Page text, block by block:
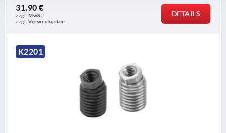
31,90 €
zzgl. MwSt.
zzgl. Versandkosten
DETAILS
K2201